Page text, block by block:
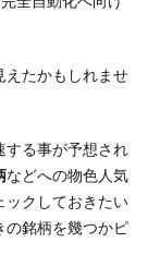
えたかもしれませ
する事が予想され
などへの物色人気
ックしておきたい
の銘柄を幾つかピ